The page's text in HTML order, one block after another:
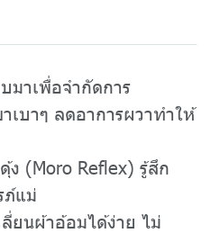
มาเพื่อจำกัดการ
เบาๆ ลดอาการผวาทำให้
ง (Moro Reflex) รู้สึก
ภ์แม่
ยนผ้าอ้อมได้ง่าย ไม่